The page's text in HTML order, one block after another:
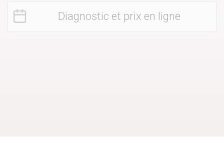
Diagnostic et prix en ligne